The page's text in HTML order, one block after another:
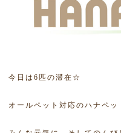
今日は6匹の滞在☆
オールペット対応のハナペ